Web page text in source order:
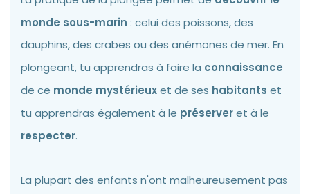
monde sous-marin : celui des poissons, des
dauphins, des crabes ou des anémones de mer. En
plongeant, tu apprendras à faire la connaissance
de ce monde mystérieuxet de ses habitants et
tu apprendras également à le préserveret à le
respecter.
La plupart des enfants n'ont malheureusement pas